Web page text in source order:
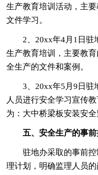
生产教育培训活动，主
文件学习。
2、20xx年4月1日驻
生产教育培训，主要教
全生产的文件和案例。
3、20xx年5月9日驻
人员进行安全学习宣传
为：大中桥梁板安装安全
五、安全生产的事前
驻地办采取的事前
理计划，明确监理人员